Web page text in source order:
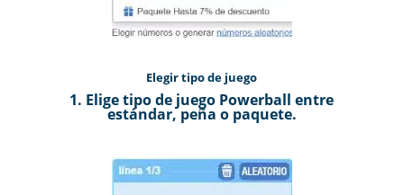
Elegir tipo de juego
1. Elige tipo de juego Powerball entre
estándar, peña o paquete.